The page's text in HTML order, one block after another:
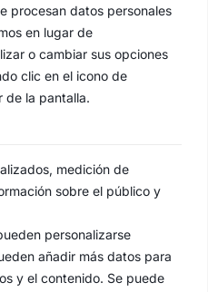
procesan datos personales
en lugar de
o cambiar sus opciones
clic en el icono de
de la pantalla.
medición de
sobre el público y
personalizarse
añadir más datos para
y el contenido. Se puede